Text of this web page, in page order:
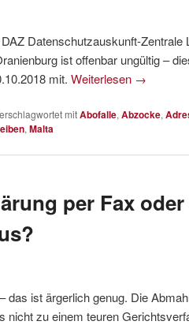
Datenschutzauskunft-Zentrale
ist offenbar ungültig –
mit. Weiterlesen →
mitAbofalle, Abzocke,
, Malta
per Fax oder
das ist ärgerlich genug. Die
nicht zu einem teuren